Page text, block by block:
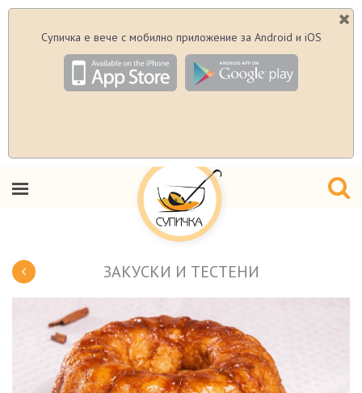
Супичка е вече с мобилно приложение за Android и iOS
ЗАКУСКИ И ТЕСТЕНИ